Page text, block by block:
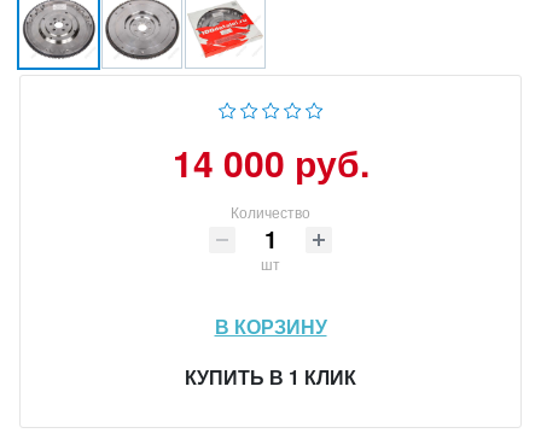
14 000 руб.
Количество
шт
В КОРЗИНУ
КУПИТЬ В 1 КЛИК